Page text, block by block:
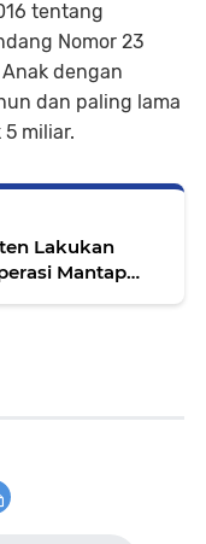
tentang
Nomor 23
dengan
dan paling lama
miliar.
Lakukan
Mantap